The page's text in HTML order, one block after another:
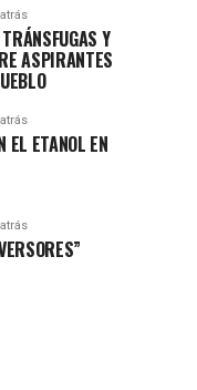
Y
ASPIRANTES
EL ETANOL EN